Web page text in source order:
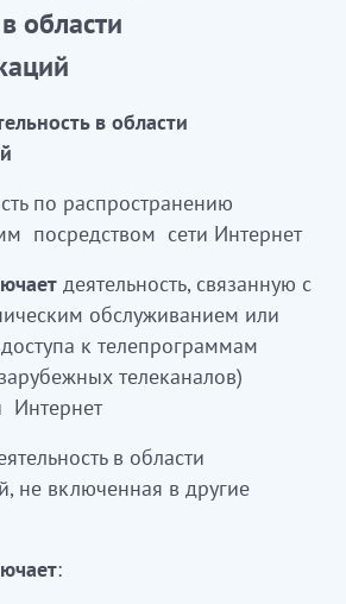
Тобы -
саласындағы өзге
саласындағы өзге де
желісі арқылы телерадио
тарату жөніндегі қызмет
техникалық қызметпен
Интернет желісі арқылы
(отандық және
берумен байланысты
енгізілмеген,
саласындағы өзге де қызмет
области
в области
по распространению
посредством сети Интернет
деятельность, связанную с
обслуживанием или
к телепрограммам
телеканалов)
Интернет
в области
не включенная в другие
: